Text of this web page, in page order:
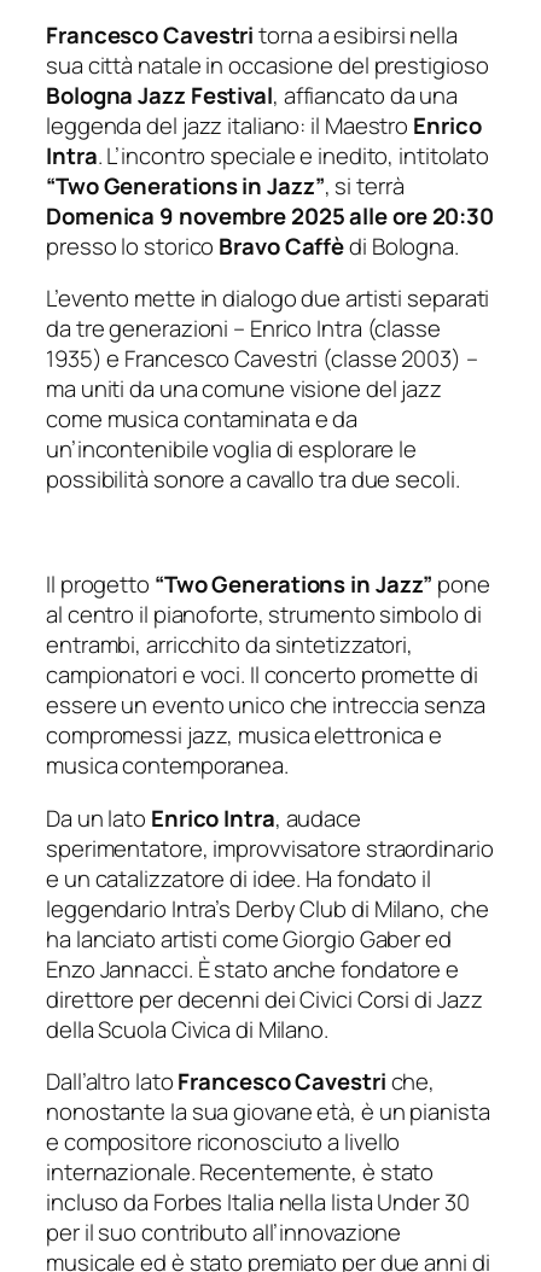
Francesco Cavestritorna a esibirsi nella
sua città natale in occasione del prestigioso
Bologna Jazz Festival, affiancato da una
leggenda del jazz italiano: il Maestro Enrico
Intra. L’incontro speciale e inedito, intitolato
“Two Generations in Jazz”, si terrà
Domenica 9 novembre 2025 alle ore 20:30
presso lo storico Bravo Caffèdi Bologna.
L’evento mette in dialogo due artisti separati
da tre generazioni – Enrico Intra (classe
1935) e Francesco Cavestri (classe 2003) –
ma uniti da una comune visione del jazz
come musica contaminata e da
un’incontenibile voglia di esplorare le
possibilità sonore a cavallo tra due secoli.
Il progetto “Two Generations in Jazz” pone
al centro il pianoforte, strumento simbolo di
entrambi, arricchito da sintetizzatori,
campionatori e voci. Il concerto promette di
essere un evento unico che intreccia senza
compromessi jazz, musica elettronica e
musica contemporanea.
Da un lato Enrico Intra, audace
sperimentatore, improvvisatore straordinario
e un catalizzatore di idee. Ha fondato il
leggendario Intra’s Derby Clubdi Milano, che
ha lanciato artisti come Giorgio Gaber ed
Enzo Jannacci. È stato anche fondatore e
direttore per decenni deiCivici Corsi di Jazz
della Scuola Civica di Milano.
Dall’altro latoFrancesco Cavestriche,
nonostante la sua giovane età, è un pianista
e compositore riconosciuto a livello
internazionale. Recentemente, è stato
incluso da Forbes Italia nella lista Under 30
per il suo contributo all’innovazione
musicale ed è stato premiato per due anni di